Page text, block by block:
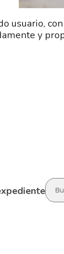
usuario,
y